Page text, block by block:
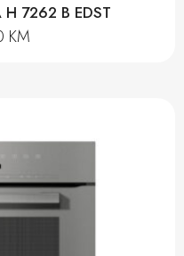
H 7262 B EDST
KM